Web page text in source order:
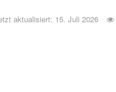
aktualisiert: 15. Juli 2026